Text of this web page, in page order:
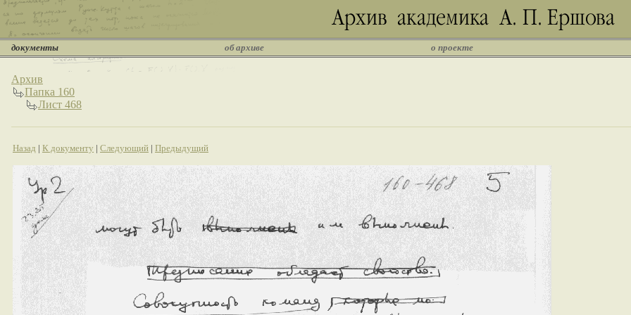
документы об архиве о проекте
Архив
Папка 160
Лист 468
Назад | К документу | Следующий | Предыдущий